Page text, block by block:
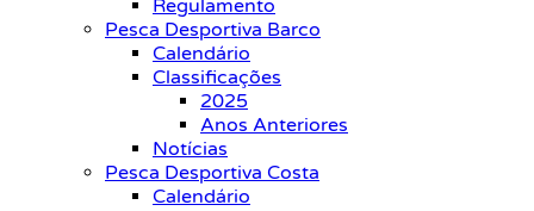
Regulamento
Pesca Desportiva Barco
Calendário
Classificações
2025
Anos Anteriores
Notícias
Pesca Desportiva Costa
Calendário